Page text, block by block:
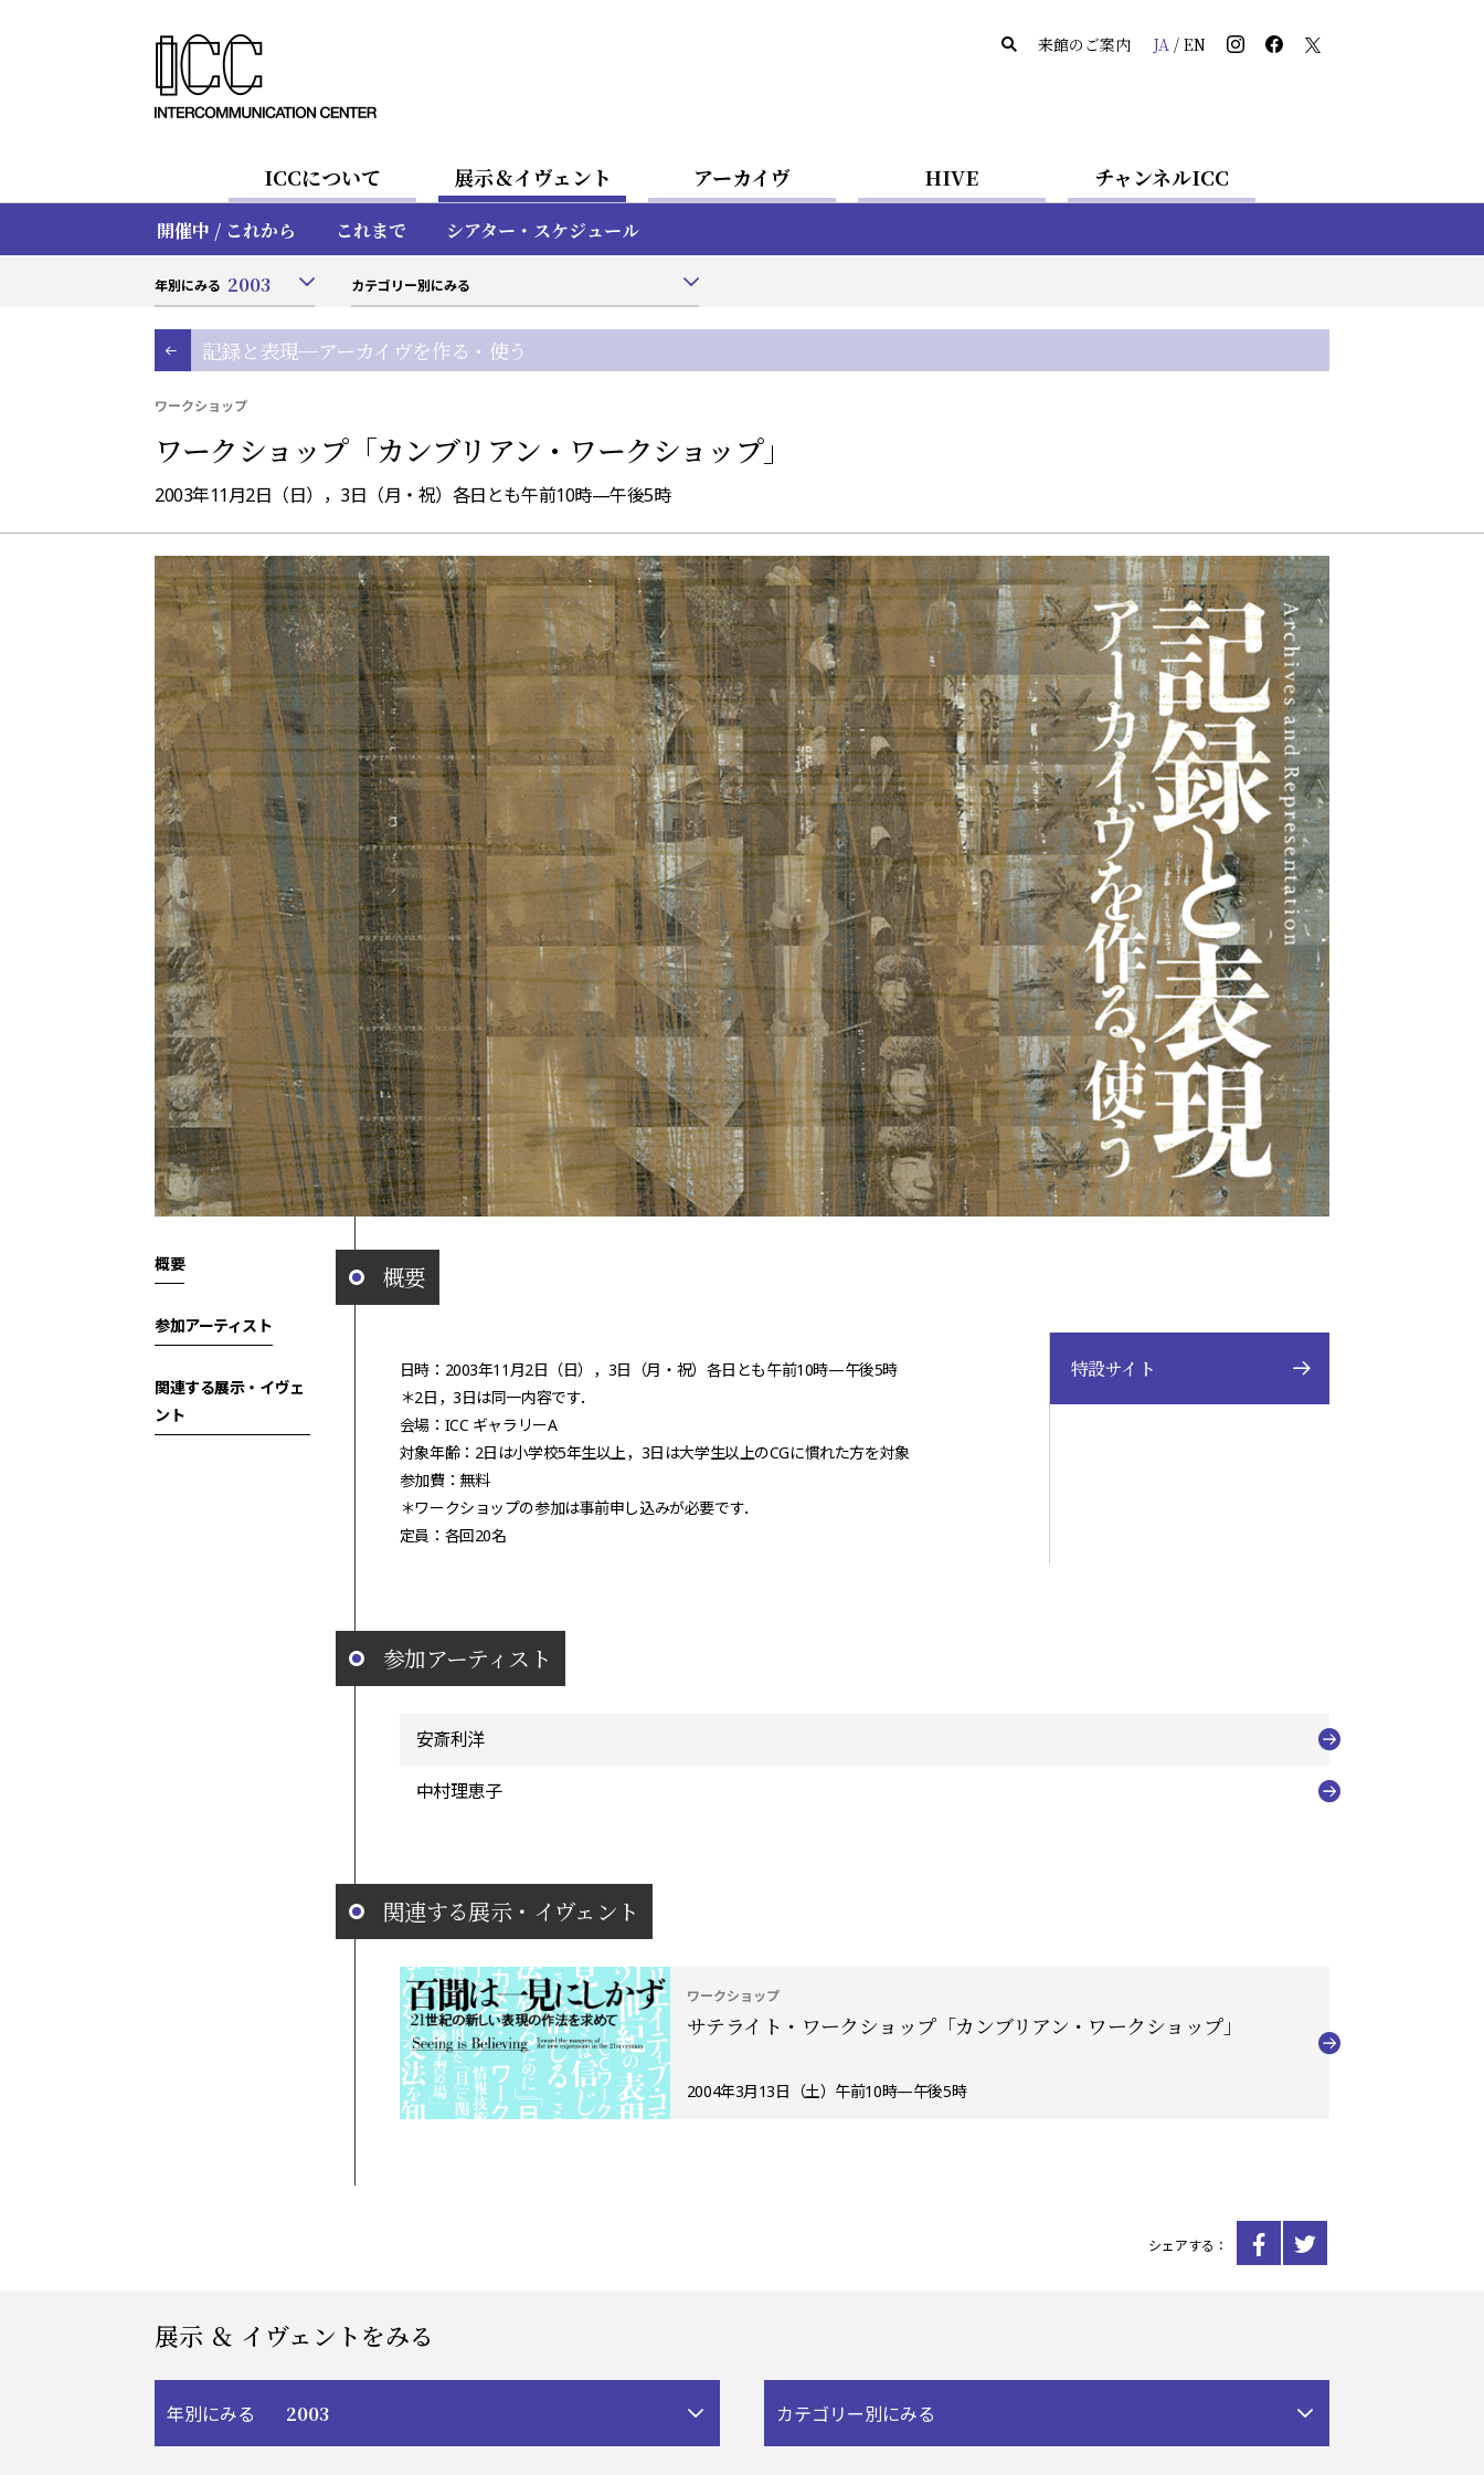
来館のご案内 JA/ EN
ICCについて 展示＆イヴェント アーカイヴ HIVE チャンネルICC
開催中 / これから これまで シアター・スケジュール
年別にみる 2003 カテゴリー別にみる
記録と表現─アーカイヴを作る・使う
ワークショップ
ワークショップ「カンブリアン・ワークショップ」
2003年11月2日（日），3日（月・祝）各日とも午前10時—午後5時
概要
参加アーティスト
関連する展示・イヴェ
ント
概要
日時：2003年11月2日（日），3日（月・祝）各日とも午前10時—午後5時
＊2日，3日は同一内容です．
会場：ICC ギャラリーA
対象年齢：2日は小学校5年生以上，3日は大学生以上のCGに慣れた方を対象
参加費：無料
＊ワークショップの参加は事前申し込みが必要です．
定員：各回20名
特設サイト
参加アーティスト
安斎利洋
中村理恵子
関連する展示・イヴェント
ワークショップ
サテライト・ワークショップ「カンブリアン・ワークショップ」
2004年3月13日（土）午前10時—午後5時
シェアする：
展示 ＆ イヴェントをみる
年別にみる 2003 カテゴリー別にみる